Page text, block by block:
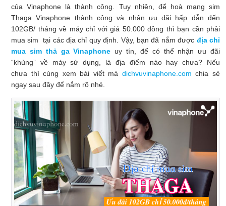
của Vinaphone là thành công. Tuy nhiên, để hoà mạng sim
Thaga Vinaphone thành công và nhận ưu đãi hấp dẫn đến
102GB/ tháng về máy chỉ với giá 50.000 đồng thì bạn cần phải
mua sim tại các địa chỉ quy định. Vậy, bạn đã nắm được địa chỉ
mua sim thả ga Vinaphone uy tín, để có thể nhận ưu đãi
“khủng” về máy sử dụng, là địa điểm nào hay chưa? Nếu
chưa thì cùng xem bài viết mà dichvuvinaphone.com chia sẻ
ngay sau đây để nắm rõ nhé.